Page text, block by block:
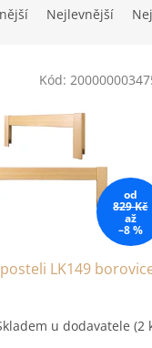
Nejlevnější
od
829 Kč
až
–8 %
LK149
u dodavatele (2
Kód: